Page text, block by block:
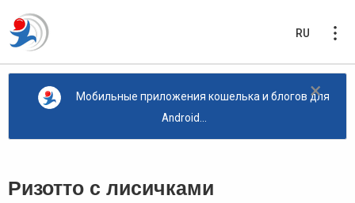
RU
×
Мобильные приложения кошелька и блогов для
Android...
Ризотто с лисичками